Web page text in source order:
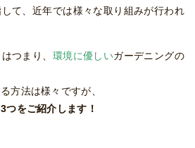
て、近年では様々な取り組みが行われ
つまり、 環境に優しいガーデニングの
方法は様々ですが、
つをご紹介します！